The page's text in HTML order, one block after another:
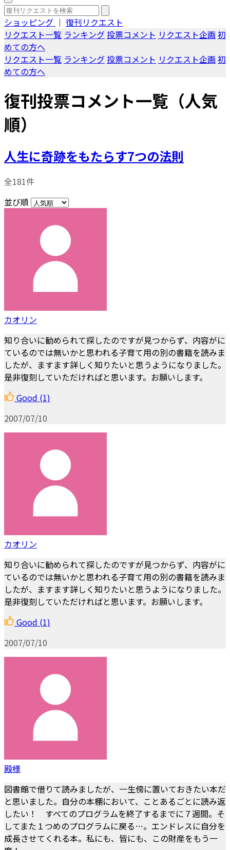
ショッピング ｜ 復刊リクエスト
リクエスト一覧 ランキング投票コメント リクエスト企画 初
めての方へ
リクエスト一覧 ランキング投票コメント リクエスト企画 初
めての方へ
復刊投票コメント一覧（人気
順）
人生に奇跡をもたらす7つの法則
全181件
並び順
カオリン
知り合いに勧められて探したのですが見つからず、内容がに
ているのでは無いかと思われる子育て用の別の書籍を読みま
したが、ますます詳しく知りたいと思うようになりました。
是非復刻していただければと思います。お願いします。
Good (1)
2007/07/10
カオリン
知り合いに勧められて探したのですが見つからず、内容がに
ているのでは無いかと思われる子育て用の別の書籍を読みま
したが、ますます詳しく知りたいと思うようになりました。
是非復刻していただければと思います。お願いします。
Good (1)
2007/07/10
殿様
図書館で借りて読みましたが、一生傍に置いておきたい本だ
と思いました。自分の本棚において、ことあるごとに読み返
したい！ すべてのプログラムを終了するまでに７週間。そ
してまた１つめのプログラムに戻る…。エンドレスに自分を
成長させてくれる本。私にも、皆にも、この財産をもう一